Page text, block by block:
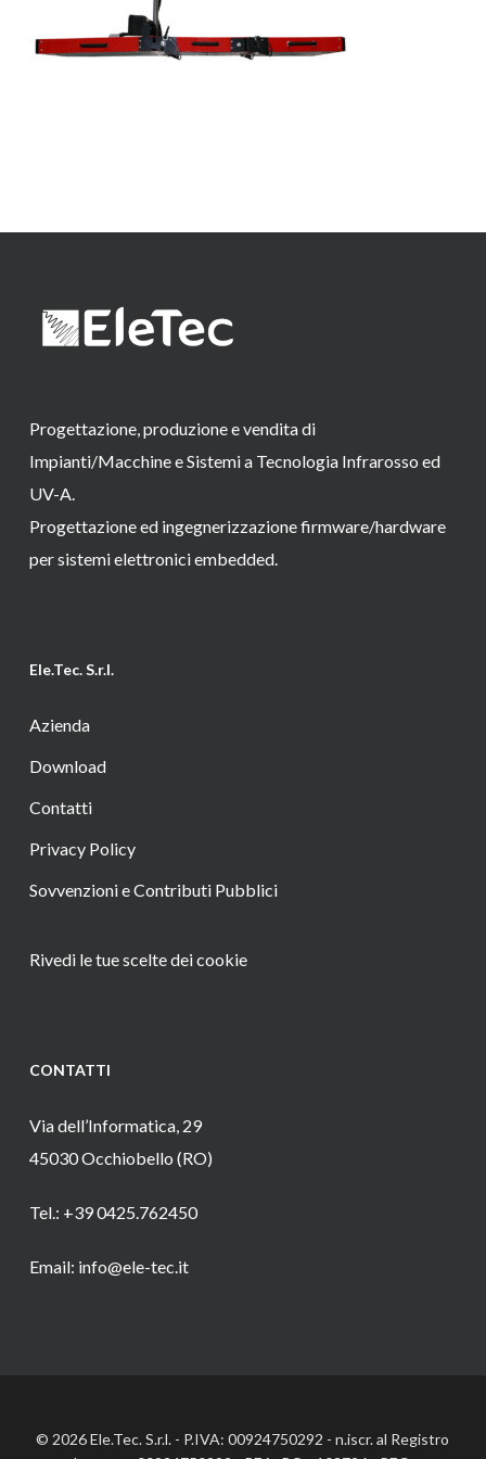
Progettazione, produzione e vendita di
Impianti/Macchine e Sistemi a Tecnologia Infrarosso ed
UV-A.
Progettazione ed ingegnerizzazione firmware/hardware
per sistemi elettronici embedded.
Ele.Tec. S.r.l.
Azienda
Download
Contatti
Privacy Policy
Sovvenzioni e Contributi Pubblici
Rivedi le tue scelte dei cookie
CONTATTI
Via dell’Informatica, 29
45030 Occhiobello (RO)
Tel.: +39 0425.762450
Email: info@ele-tec.it
© 2026 Ele.Tec. S.r.l. - P.IVA: 00924750292 - n.iscr. al Registro